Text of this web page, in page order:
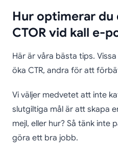
Hur optimerar du
CTOR vid kall e-
Här är våra bästa tips.
öka CTR, andra för att
Vi väljer medvetet att inte
slutgiltiga mål är att skapa
mejl, eller hur? Så tänk inte
göra ett bra jobb.